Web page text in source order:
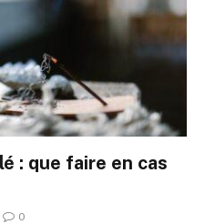
: que faire en cas
0